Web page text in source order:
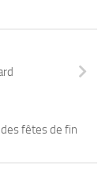
fêtes de fin